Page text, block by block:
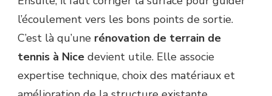
l’écoulement vers les bons points de sortie.
C’est là qu’une rénovation de terrain de
tennis à Nice devient utile. Elle associe
expertise technique, choix des matériaux et